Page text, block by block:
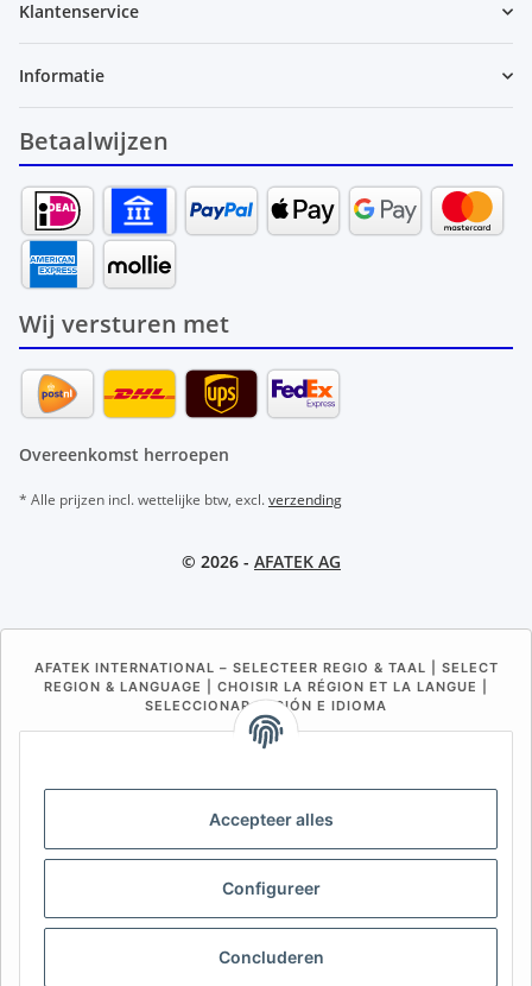
Accepteer alles
Configureer
Concluderen
Klantenservice
Informatie
Betaalwijzen
Wij versturen met
Overeenkomst herroepen
* Alle prijzen incl. wettelijke btw, excl.verzending
© 2026 - AFATEK AG
AFATEK INTERNATIONAL – SELECTEER REGIO & TAAL | SELECT
REGION & LANGUAGE | CHOISIR LA RÉGION ET LA LANGUE |
SELECCIONAR REGIÓN E IDIOMA
CH (IT) BE (NL) BE (FR) NL
USA
SE FI CZ HU SK
RO HR